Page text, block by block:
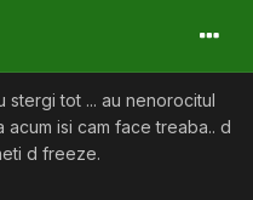
stergi tot ... au nenorocitul
isi cam face treaba.. d
d freeze.